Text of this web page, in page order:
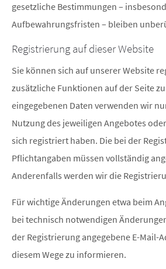
gesetzliche Bestimmungen –
Aufbewahrungsfristen – bleiben
Registrierung auf dieser Website
Sie können sich auf unserer Website
zusätzliche Funktionen auf der Seite
eingegebenen Daten verwenden wir
Nutzung des jeweiligen Angebotes
sich registriert haben. Die bei der
Pflichtangaben müssen vollständig
Anderenfalls werden wir die
Für wichtige Änderungen etwa beim
bei technisch notwendigen
der Registrierung angegebene E-Mail-
diesem Wege zu informieren.